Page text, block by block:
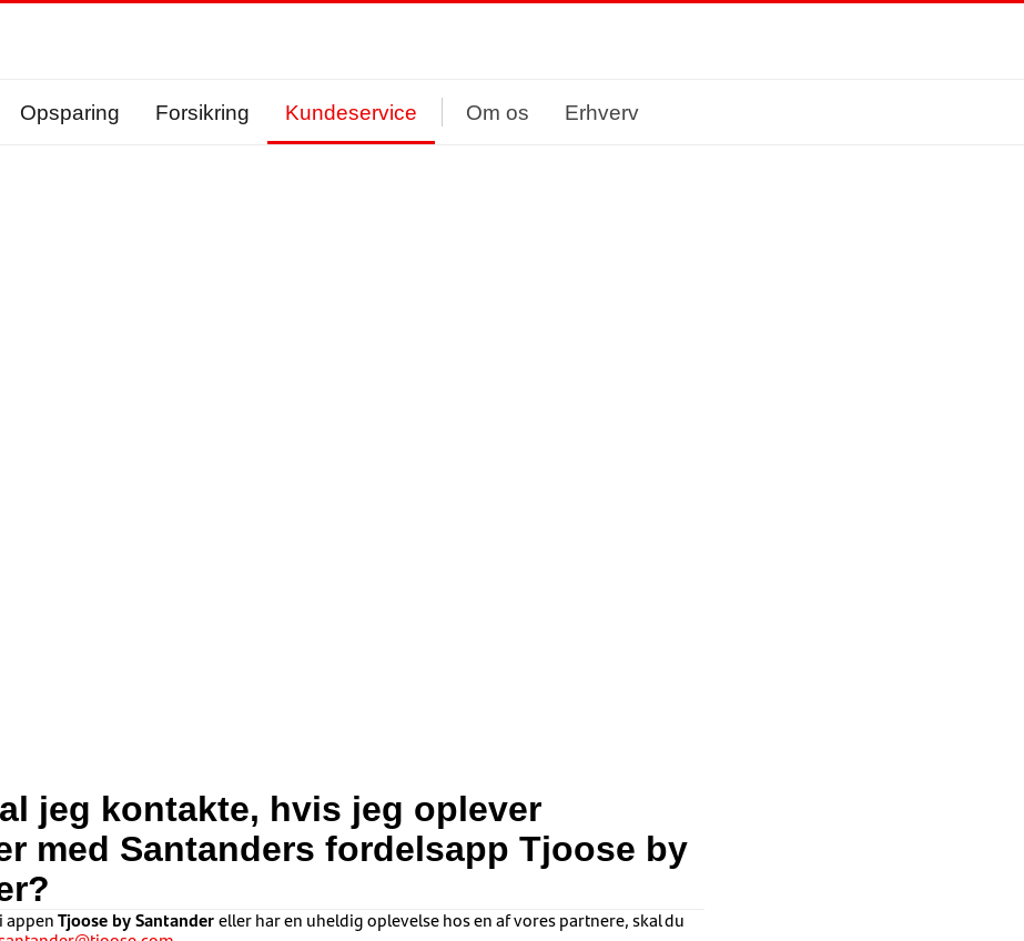
Opsparing Forsikring Kundeservice Om os Erhverv
jeg kontakte, hvis jeg oplever
med Santanders fordelsapp Tjoose by
appenTjoose by Santandereller har en uheldig oplevelse hos en af vores partnere, skal du